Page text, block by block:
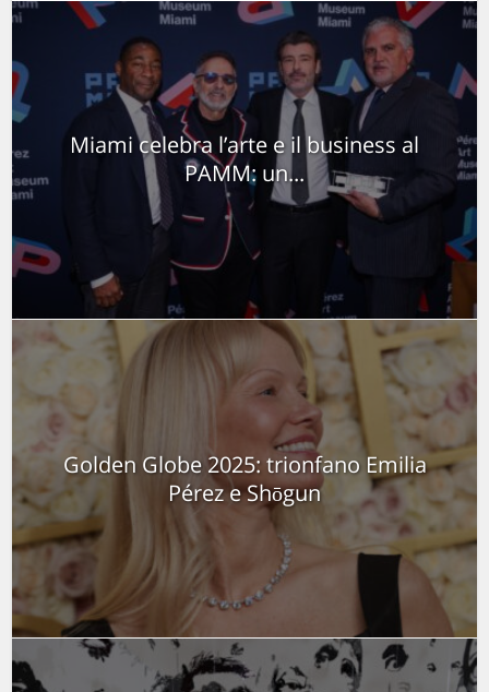
Miami celebra l’arte e il business al
PAMM: un...
Golden Globe 2025: trionfano Emilia
Pérez e Shōgun